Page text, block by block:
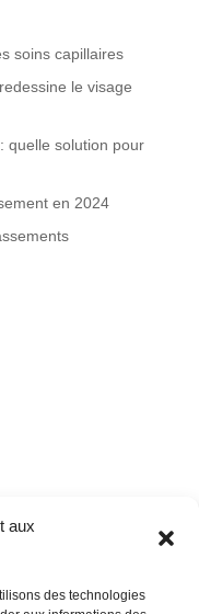
aux
des technologies
soins capillaires
le visage
quelle solution pour
en 2024